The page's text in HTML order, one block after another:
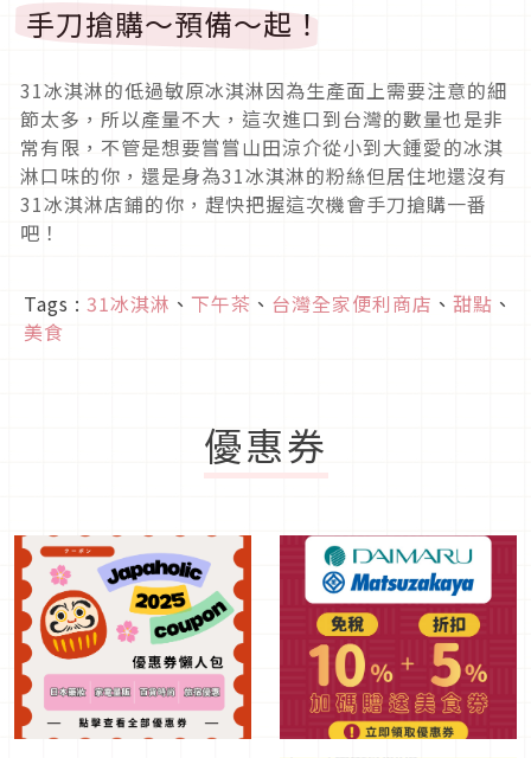
手刀搶購～預備～起！
31冰淇淋的低過敏原冰淇淋因為生產面上需要注意的細
節太多，所以產量不大，這次進口到台灣的數量也是非
常有限，不管是想要嘗嘗山田涼介從小到大鍾愛的冰淇
淋口味的你，還是身為31冰淇淋的粉絲但居住地還沒有
31冰淇淋店鋪的你，趕快把握這次機會手刀搶購一番
吧！
Tags : 31冰淇淋 、 下午茶 、 台灣全家便利商店 、 甜點 、
美食
優惠券